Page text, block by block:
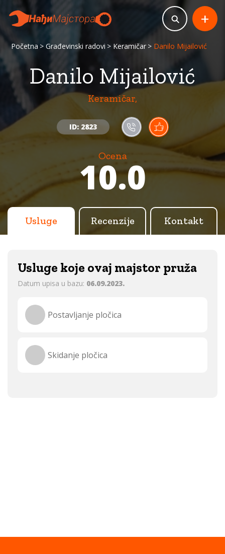
Početna Građevinski radovi Keramičar Danilo Mijailović
Danilo Mijailović
Keramičar,
ID: 2823
Ocena
10.0
+
Usluge Recenzije Kontakt
Usluge koje ovaj majstor pruža
Datum upisa u bazu: 06.09.2023.
Postavljanje pločica
Skidanje pločica